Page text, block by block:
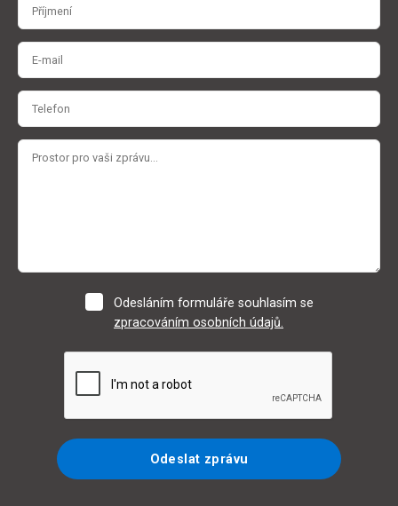
Odesláním formuláře souhlasím se
zpracováním osobních údajů.
Odeslat zprávu